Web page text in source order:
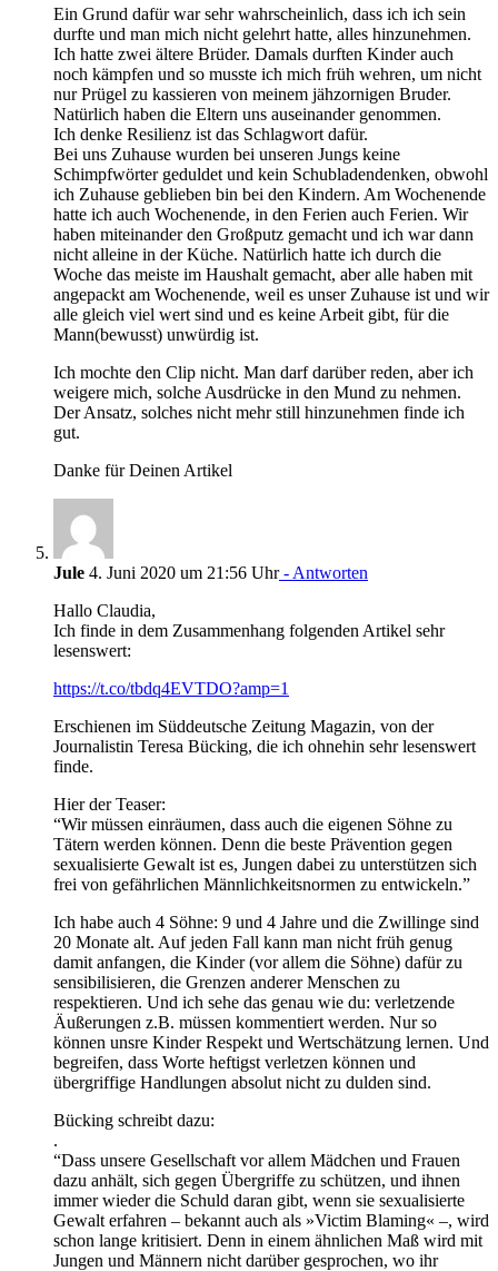
Ein Grund dafür war sehr wahrscheinlich, dass ich ich sein
durfte und man mich nicht gelehrt hatte, alles hinzunehmen.
Ich hatte zwei ältere Brüder. Damals durften Kinder auch
noch kämpfen und so musste ich mich früh wehren, um nicht
nur Prügel zu kassieren von meinem jähzornigen Bruder.
Natürlich haben die Eltern uns auseinander genommen.
Ich denke Resilienz ist das Schlagwort dafür.
Bei uns Zuhause wurden bei unseren Jungs keine
Schimpfwörter geduldet und kein Schubladendenken, obwohl
ich Zuhause geblieben bin bei den Kindern. Am Wochenende
hatte ich auch Wochenende, in den Ferien auch Ferien. Wir
haben miteinander den Großputz gemacht und ich war dann
nicht alleine in der Küche. Natürlich hatte ich durch die
Woche das meiste im Haushalt gemacht, aber alle haben mit
angepackt am Wochenende, weil es unser Zuhause ist und wir
alle gleich viel wert sind und es keine Arbeit gibt, für die
Mann(bewusst) unwürdig ist.
Ich mochte den Clip nicht. Man darf darüber reden, aber ich
weigere mich, solche Ausdrücke in den Mund zu nehmen.
Der Ansatz, solches nicht mehr still hinzunehmen finde ich
gut.
Danke für Deinen Artikel
Jule 4. Juni 2020 um 21:56 Uhr- Antworten
Hallo Claudia,
Ich finde in dem Zusammenhang folgenden Artikel sehr
lesenswert:
https://t.co/tbdq4EVTDO?amp=1
Erschienen im Süddeutsche Zeitung Magazin, von der
Journalistin Teresa Bücking, die ich ohnehin sehr lesenswert
finde.
Hier der Teaser:
“Wir müssen einräumen, dass auch die eigenen Söhne zu
Tätern werden können. Denn die beste Prävention gegen
sexualisierte Gewalt ist es, Jungen dabei zu unterstützen sich
frei von gefährlichen Männlichkeitsnormen zu entwickeln.”
Ich habe auch 4 Söhne: 9 und 4 Jahre und die Zwillinge sind
20 Monate alt. Auf jeden Fall kann man nicht früh genug
damit anfangen, die Kinder (vor allem die Söhne) dafür zu
sensibilisieren, die Grenzen anderer Menschen zu
respektieren. Und ich sehe das genau wie du: verletzende
Äußerungen z.B. müssen kommentiert werden. Nur so
können unsre Kinder Respekt und Wertschätzung lernen. Und
begreifen, dass Worte heftigst verletzen können und
übergriffige Handlungen absolut nicht zu dulden sind.
Bücking schreibt dazu:
.
“Dass unsere Gesellschaft vor allem Mädchen und Frauen
dazu anhält, sich gegen Übergriffe zu schützen, und ihnen
immer wieder die Schuld daran gibt, wenn sie sexualisierte
Gewalt erfahren – bekannt auch als »Victim Blaming« –, wird
schon lange kritisiert. Denn in einem ähnlichen Maß wird mit
Jungen und Männern nicht darüber gesprochen, wo ihr